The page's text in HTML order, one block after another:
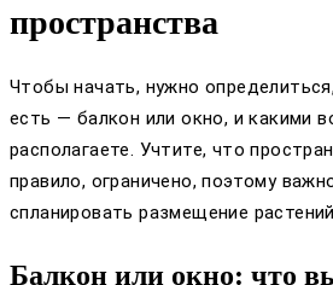
пространства
Чтобы начать, нужно
есть — балкон или окно, и какими
располагаете. Учтите, что
правило, ограничено, поэтому
спланировать размещение
Балкон или окно: что